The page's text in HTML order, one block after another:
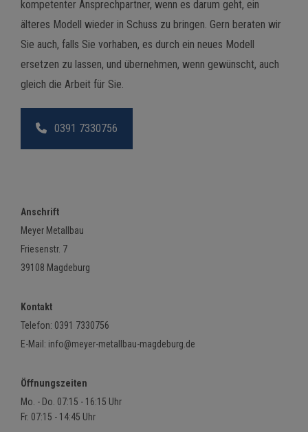
kompetenter Ansprechpartner, wenn es darum geht, ein
älteres Modell wieder in Schuss zu bringen. Gern beraten wir
Sie auch, falls Sie vorhaben, es durch ein neues Modell
ersetzen zu lassen, und übernehmen, wenn gewünscht, auch
gleich die Arbeit für Sie.
0391 7330756
Anschrift
Meyer Metallbau
Friesenstr. 7
39108 Magdeburg
Kontakt
Telefon: 0391 7330756
E-Mail: info@meyer-metallbau-magdeburg.de
Öffnungszeiten
Mo. - Do. 07:15 - 16:15 Uhr
Fr. 07:15 - 14:45 Uhr